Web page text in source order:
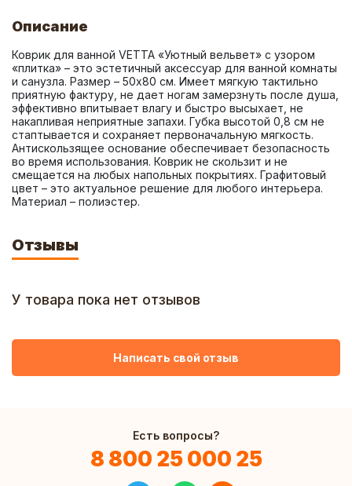
Описание
Коврик для ванной VETTA «Уютный вельвет» с узором
«плитка» – это эстетичный аксессуар для ванной комнаты
и санузла. Размер – 50х80 см. Имеет мягкую тактильно
приятную фактуру, не дает ногам замерзнуть после душа,
эффективно впитывает влагу и быстро высыхает, не
накапливая неприятные запахи. Губка высотой 0,8 см не
стаптывается и сохраняет первоначальную мягкость.
Антискользящее основание обеспечивает безопасность
во время использования. Коврик не скользит и не
смещается на любых напольных покрытиях. Графитовый
цвет – это актуальное решение для любого интерьера.
Материал – полиэстер.
Отзывы
У товара пока нет отзывов
Написать свой отзыв
Есть вопросы?
8 800 25 000 25